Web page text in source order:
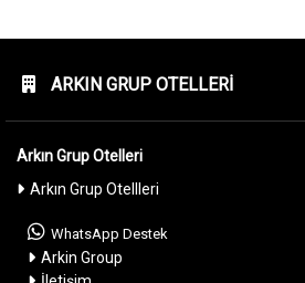
ARKIN GRUP OTELLERI
Arkın Grup Otelleri
Arkın Grup Otellleri
WhatsApp Destek
Arkin Group